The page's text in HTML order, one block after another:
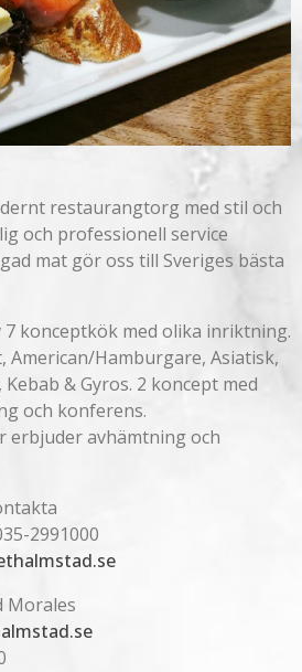
restaurangtorg med stil och
och professionell service
mat gör oss till Sveriges bästa
konceptkök med olika inriktning.
American/Hamburgare, Asiatisk,
& Gyros. 2 koncept med
och konferens.
erbjuder avhämtning och
2991000
Morales